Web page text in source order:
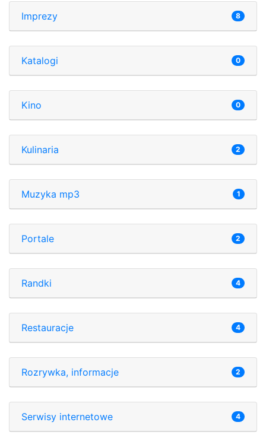
Imprezy 8
Katalogi 0
Kino 0
Kulinaria 2
Muzyka mp3 1
Portale 2
Randki 4
Restauracje 4
Rozrywka, informacje 2
Serwisy internetowe 4